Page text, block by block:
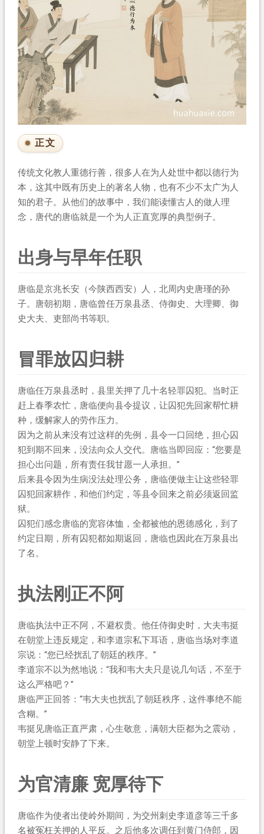
正文
传统文化教人重德行善，很多人在为人处世中都以德行为
本，这其中既有历史上的著名人物，也有不少不太广为人
知的君子。从他们的故事中，我们能读懂古人的做人理
念，唐代的唐临就是一个为人正直宽厚的典型例子。
出身与早年任职
唐临是京兆长安（今陕西西安）人，北周内史唐瑾的孙
子。唐朝初期，唐临曾任万泉县丞、侍御史、大理卿、御
史大夫、吏部尚书等职。
冒罪放囚归耕
唐临任万泉县丞时，县里关押了几十名轻罪囚犯。当时正
赶上春季农忙，唐临便向县令提议，让囚犯先回家帮忙耕
种，缓解家人的劳作压力。
因为之前从来没有过这样的先例，县令一口回绝，担心囚
犯到期不回来，没法向众人交代。唐临当即回应：“您要是
担心出问题，所有责任我甘愿一人承担。”
后来县令因为生病没法处理公务，唐临便做主让这些轻罪
囚犯回家耕作，和他们约定，等县令回来之前必须返回监
狱。
囚犯们感念唐临的宽容体恤，全都被他的恩德感化，到了
约定日期，所有囚犯都如期返回，唐临也因此在万泉县出
了名。
执法刚正不阿
唐临执法中正不阿，不避权贵。他任侍御史时，大夫韦挺
在朝堂上违反规定，和李道宗私下耳语，唐临当场对李道
宗说：“您已经扰乱了朝廷的秩序。”
李道宗不以为然地说：“我和韦大夫只是说几句话，不至于
这么严格吧？”
唐临严正回答：“韦大夫也扰乱了朝廷秩序，这件事绝不能
含糊。”
韦挺见唐临正直严肃，心生敬意，满朝大臣都为之震动，
朝堂上顿时安静了下来。
为官清廉 宽厚待下
唐临作为使者出使岭外期间，为交州刺史李道彦等三千多
名被冤枉关押的人平反。之后他多次调任到黄门侍郎，因